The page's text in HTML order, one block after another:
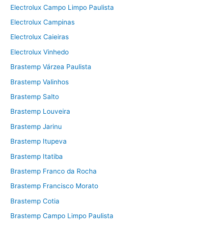
Electrolux Campo Limpo Paulista
Electrolux Campinas
Electrolux Caieiras
Electrolux Vinhedo
Brastemp Várzea Paulista
Brastemp Valinhos
Brastemp Salto
Brastemp Louveira
Brastemp Jarinu
Brastemp Itupeva
Brastemp Itatiba
Brastemp Franco da Rocha
Brastemp Francisco Morato
Brastemp Cotia
Brastemp Campo Limpo Paulista